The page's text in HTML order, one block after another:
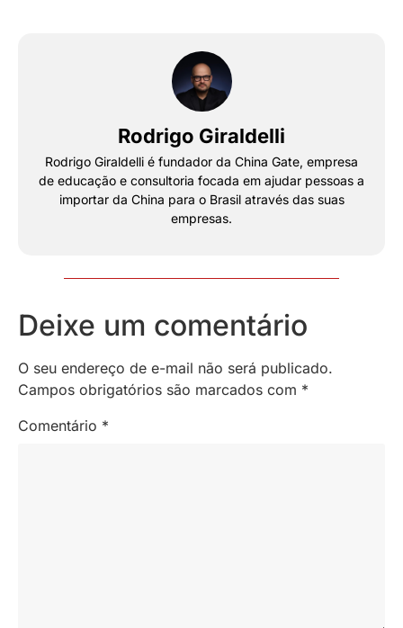
Rodrigo Giraldelli
Rodrigo Giraldelli é fundador da China Gate, empresa
de educação e consultoria focada em ajudar pessoas a
importar da China para o Brasil através das suas
empresas.
Deixe um comentário
O seu endereço de e-mail não será publicado.
Campos obrigatórios são marcados com *
Comentário *